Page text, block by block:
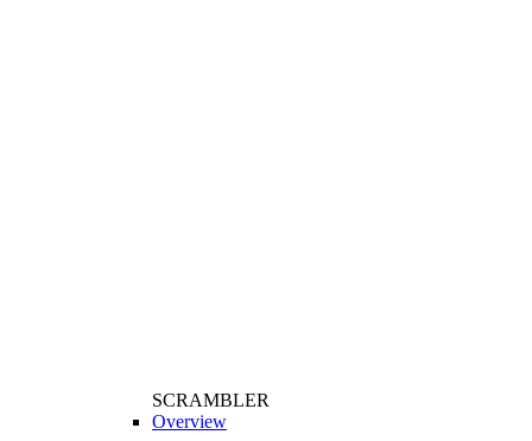
SCRAMBLER
Overview